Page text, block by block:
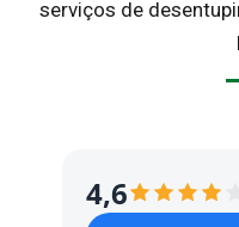
serviços de
4,6